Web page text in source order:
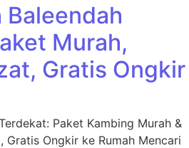
Murah,
Gratis Ongkir
Paket Kambing Murah &
Gratis Ongkir ke Rumah Mencari